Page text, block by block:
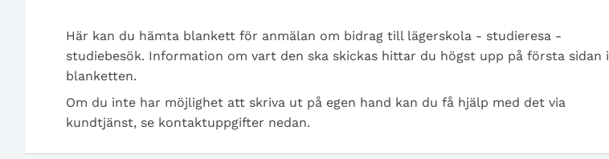
Här kan du hämta blankett för anmälan om bidrag till lägerskola - studieresa -
studiebesök. Information om vart den ska skickas hittar du högst upp på första sidan i
blanketten.
Om du inte har möjlighet att skriva ut på egen hand kan du få hjälp med det via
kundtjänst, se kontaktuppgifter nedan.